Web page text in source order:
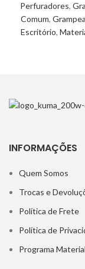
Perfuradores,
Comum,
Escritório,
INFORMAÇÕES
Quem Somos
Trocas e
Política de Frete
Política de
Programa